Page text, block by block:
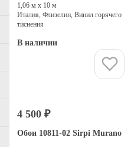
1,06 м х 10 м
Италия, Флизелин, Винил горячего
тиснения
В наличии
4 500 ₽
Обои 10811-02 Sirpi Murano